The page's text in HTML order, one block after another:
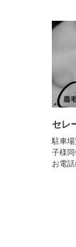
セレ
駐車
子様
お電